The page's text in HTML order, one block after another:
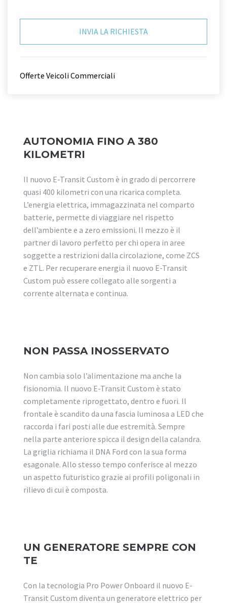
Offerte Veicoli Commerciali
AUTONOMIA FINO A 380
KILOMETRI
Il nuovo E-Transit Custom è in grado di percorrere
quasi 400 kilometri con una ricarica completa.
L’energia elettrica, immagazzinata nel comparto
batterie, permette di viaggiare nel rispetto
dell’ambiente e a zero emissioni. Il mezzo è il
partner di lavoro perfetto per chi opera in aree
soggette a restrizioni dalla circolazione, come ZCS
e ZTL. Per recuperare energia il nuovo E-Transit
Custom può essere collegato alle sorgenti a
corrente alternata e continua.
NON PASSA INOSSERVATO
Non cambia solo l’alimentazione ma anche la
fisionomia. Il nuovo E-Transit Custom è stato
completamente riprogettato, dentro e fuori. Il
frontale è scandito da una fascia luminosa a LED che
raccorda i fari posti alle due estremità. Sempre
nella parte anteriore spicca il design della calandra.
La griglia richiama il DNA Ford con la sua forma
esagonale. Allo stesso tempo conferisce al mezzo
un aspetto futuristico grazie ai profili poligonali in
rilievo di cui è composta.
UN GENERATORE SEMPRE CON
TE
Con la tecnologia Pro Power Onboard il nuovo E-
Transit Custom diventa un generatore elettrico per